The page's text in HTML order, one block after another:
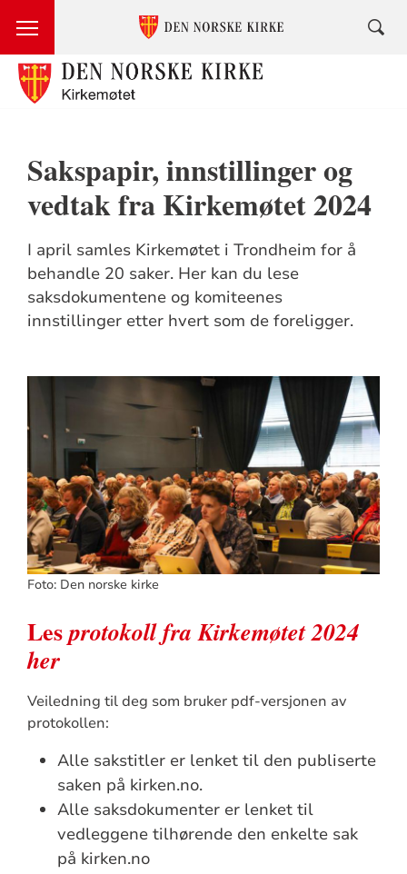
Sakspapir, innstillinger og
vedtak fra Kirkemøtet 2024
I april samles Kirkemøtet i Trondheim for å
behandle 20 saker. Her kan du lese
saksdokumentene og komiteenes
innstillinger etter hvert som de foreligger.
Foto: Den norske kirke
Lesprotokoll fra Kirkemøtet 2024
her
Veiledning til deg som bruker pdf-versjonen av
protokollen:
Alle sakstitler er lenket til den publiserte
saken på kirken.no.
Alle saksdokumenter er lenket til
vedleggene tilhørende den enkelte sak
på kirken.no